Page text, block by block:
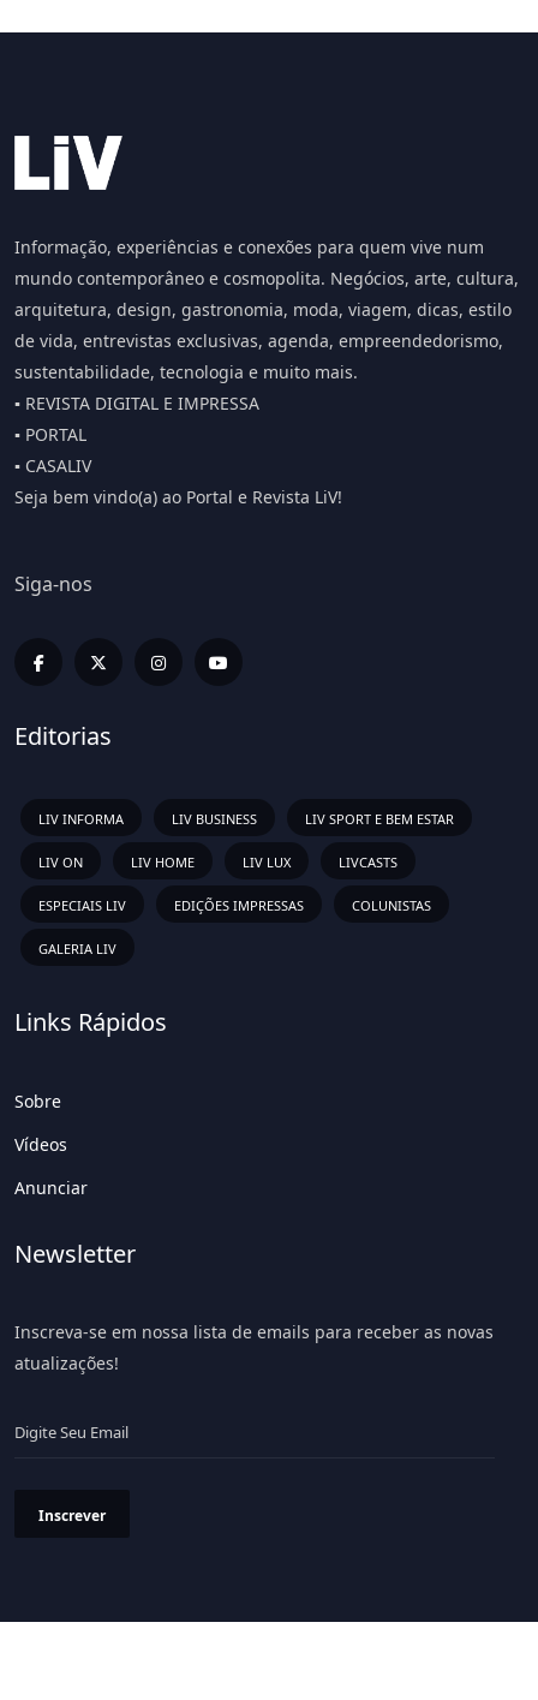
Informação, experiências e conexões para quem vive num
mundo contemporâneo e cosmopolita. Negócios, arte, cultura,
arquitetura, design, gastronomia, moda, viagem, dicas, estilo
de vida, entrevistas exclusivas, agenda, empreendedorismo,
sustentabilidade, tecnologia e muito mais.
▪️ REVISTA DIGITAL E IMPRESSA
▪️ PORTAL
▪️ CASALIV
Seja bem vindo(a) ao Portal e Revista LiV!
Siga-nos
Editorias
LIV INFORMA LIV BUSINESS LIV SPORT E BEM ESTAR
LIV ON LIV HOME LIV LUX LIVCASTS
ESPECIAIS LIV EDIÇÕES IMPRESSAS COLUNISTAS
GALERIA LIV
Links Rápidos
Sobre
Vídeos
Anunciar
Newsletter
Inscreva-se em nossa lista de emails para receber as novas
atualizações!
Inscrever